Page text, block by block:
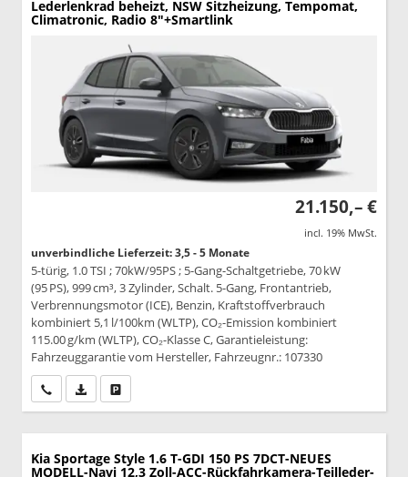
Lederlenkrad beheizt, NSW Sitzheizung, Tempomat,
Climatronic, Radio 8"+Smartlink
21.150,– €
incl. 19% MwSt.
unverbindliche Lieferzeit: 3,5 - 5 Monate
5-türig, 1.0 TSI ; 70kW/95PS ; 5-Gang-Schaltgetriebe, 70 kW
(95 PS), 999 cm³, 3 Zylinder, Schalt. 5-Gang, Frontantrieb,
Verbrennungsmotor (ICE), Benzin, Kraftstoffverbrauch
kombiniert 5,1 l/100km (WLTP), CO₂-Emission kombiniert
115.00 g/km (WLTP), CO₂-Klasse C, Garantieleistung:
Fahrzeuggarantie vom Hersteller, Fahrzeugnr.: 107330
Wir rufen Sie anPDF-Datei, Fahrzeugexposé drucken
Kia Sportage Style 1.6 T-GDI 150 PS 7DCT-NEUES
MODELL-Navi 12,3 Zoll-ACC-Rückfahrkamera-Teilleder-